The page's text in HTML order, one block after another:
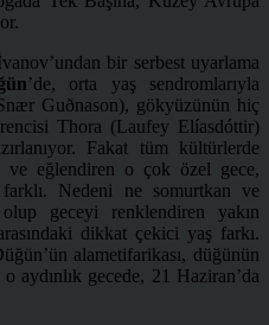
bir serbest uyarlama
’de, orta yaş sendromlarıyla
Guðnason), gökyüzünün hiç
Thora (Laufey Elíasdóttir)
Fakat tüm kültürlerde
ve eğlendiren o çok özel gece,
Nedeni ne somurtkan ve
geceyi renklendiren yakın
dikkat çekici yaş farkı.
alametifarikası, düğünün
aydınlık gecede, 21 Haziran’da